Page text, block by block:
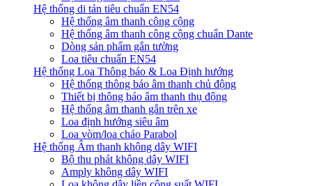
Hệ thống di tản tiêu chuẩn EN54
Hệ thống âm thanh công cộng
Hệ thống âm thanh công cộng chuẩn Dante
Dòng sản phẩm gắn tường
Loa tiêu chuẩn EN54
Hệ thống Loa Thông báo & Loa Định hướng
Hệ thống thông báo âm thanh chủ động
Thiết bị thông báo âm thanh thụ động
Hệ thống âm thanh gắn trên xe
Loa định hướng siêu âm
Loa vòm/loa chảo Parabol
Hệ thống Âm thanh không dây WIFI
Bộ thu phát không dây WIFI
Amply không dây WIFI